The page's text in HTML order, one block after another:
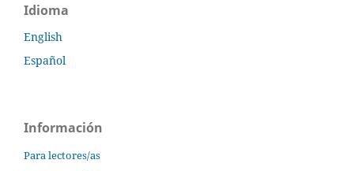
Idioma
English
Español
Información
Para lectores/as